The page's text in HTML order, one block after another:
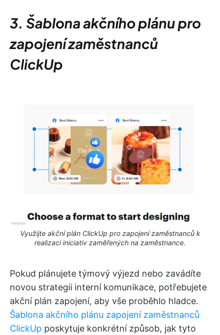
3. Šablona akčního plánu pro
zapojení zaměstnanců
ClickUp
Využijte akční plán ClickUp pro zapojení zaměstnanců k
realizaci iniciativ zaměřených na zaměstnance.
Pokud plánujete týmový výjezd nebo zavádíte
novou strategii interní komunikace, potřebujete
akční plán zapojení, aby vše proběhlo hladce.
Šablona akčního plánu zapojení zaměstnanců
ClickUp poskytuje konkrétní způsob, jak tyto